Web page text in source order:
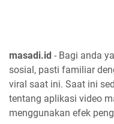
masadi.id - Bagi anda
sosial, pasti familiar
viral saat ini. Saat ini
tentang aplikasi video
menggunakan efek